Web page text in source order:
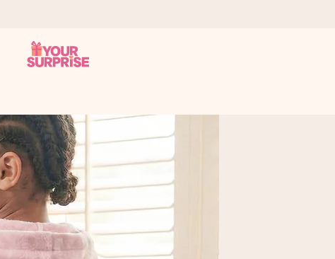
zum richtigen Zeitpunkt überreichen kannst, wenn es am meisten
aller Länder, in die wir versenden).